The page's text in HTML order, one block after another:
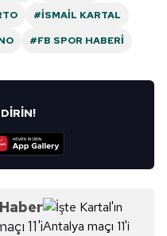
#İSMAIL KARTAL
#FB SPOR HABERI
11'i